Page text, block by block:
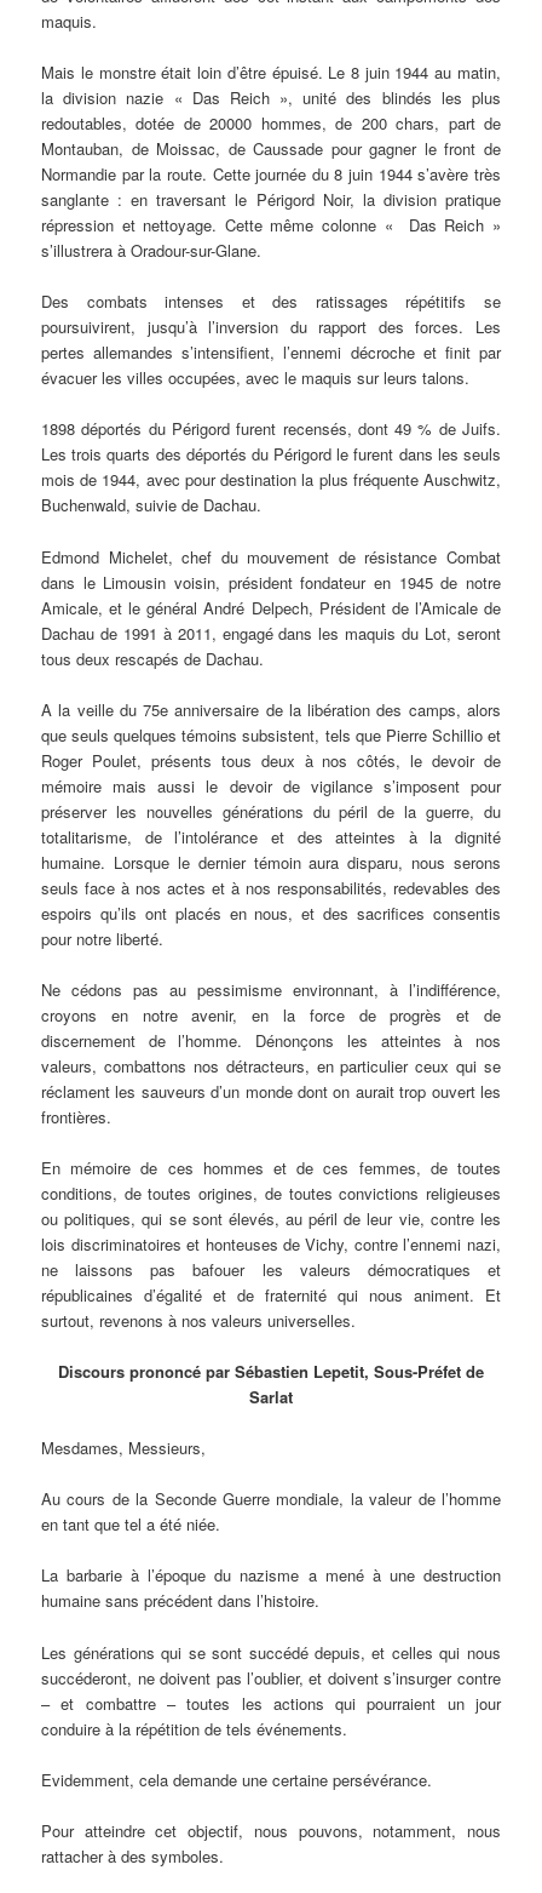
maquis.
Mais le monstre était loin d’être épuisé. Le 8 juin 1944 au matin,
la division nazie « Das Reich », unité des blindés les plus
redoutables, dotée de 20000 hommes, de 200 chars, part de
Montauban, de Moissac, de Caussade pour gagner le front de
Normandie par la route. Cette journée du 8 juin 1944 s’avère très
sanglante : en traversant le Périgord Noir, la division pratique
répression et nettoyage. Cette même colonne « Das Reich »
s’illustrera à Oradour-sur-Glane.
Des combats intenses et des ratissages répétitifs se
poursuivirent, jusqu’à l’inversion du rapport des forces. Les
pertes allemandes s’intensifient, l’ennemi décroche et finit par
évacuer les villes occupées, avec le maquis sur leurs talons.
1898 déportés du Périgord furent recensés, dont 49 % de Juifs.
Les trois quarts des déportés du Périgord le furent dans les seuls
mois de 1944, avec pour destination la plus fréquente Auschwitz,
Buchenwald, suivie de Dachau.
Edmond Michelet, chef du mouvement de résistance Combat
dans le Limousin voisin, président fondateur en 1945 de notre
Amicale, et le général André Delpech, Président de l’Amicale de
Dachau de 1991 à 2011, engagé dans les maquis du Lot, seront
tous deux rescapés de Dachau.
A la veille du 75e anniversaire de la libération des camps, alors
que seuls quelques témoins subsistent, tels que Pierre Schillio et
Roger Poulet, présents tous deux à nos côtés, le devoir de
mémoire mais aussi le devoir de vigilance s’imposent pour
préserver les nouvelles générations du péril de la guerre, du
totalitarisme, de l’intolérance et des atteintes à la dignité
humaine. Lorsque le dernier témoin aura disparu, nous serons
seuls face à nos actes et à nos responsabilités, redevables des
espoirs qu’ils ont placés en nous, et des sacrifices consentis
pour notre liberté.
Ne cédons pas au pessimisme environnant, à l’indifférence,
croyons en notre avenir, en la force de progrès et de
discernement de l’homme. Dénonçons les atteintes à nos
valeurs, combattons nos détracteurs, en particulier ceux qui se
réclament les sauveurs d’un monde dont on aurait trop ouvert les
frontières.
En mémoire de ces hommes et de ces femmes, de toutes
conditions, de toutes origines, de toutes convictions religieuses
ou politiques, qui se sont élevés, au péril de leur vie, contre les
lois discriminatoires et honteuses de Vichy, contre l’ennemi nazi,
ne laissons pas bafouer les valeurs démocratiques et
républicaines d’égalité et de fraternité qui nous animent. Et
surtout, revenons à nos valeurs universelles.
Discours prononcé par Sébastien Lepetit, Sous-Préfet de
Sarlat
Mesdames, Messieurs,
Au cours de la Seconde Guerre mondiale, la valeur de l’homme
en tant que tel a été niée.
La barbarie à l’époque du nazisme a mené à une destruction
humaine sans précédent dans l’histoire.
Les générations qui se sont succédé depuis, et celles qui nous
succéderont, ne doivent pas l’oublier, et doivent s’insurger contre
– et combattre – toutes les actions qui pourraient un jour
conduire à la répétition de tels événements.
Evidemment, cela demande une certaine persévérance.
Pour atteindre cet objectif, nous pouvons, notamment, nous
rattacher à des symboles.